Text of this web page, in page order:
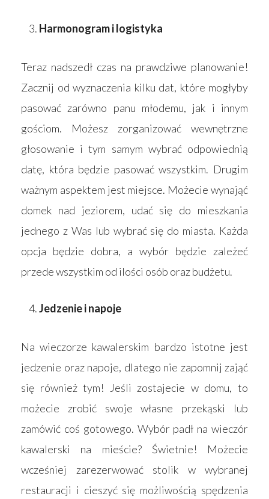
Harmonogram i logistyka
Teraz nadszedł czas na prawdziwe planowanie!
Zacznij od wyznaczenia kilku dat, które mogłyby
pasować zarówno panu młodemu, jak i innym
gościom. Możesz zorganizować wewnętrzne
głosowanie i tym samym wybrać odpowiednią
datę, która będzie pasować wszystkim. Drugim
ważnym aspektem jest miejsce. Możecie wynająć
domek nad jeziorem, udać się do mieszkania
jednego z Was lub wybrać się do miasta. Każda
opcja będzie dobra, a wybór będzie zależeć
przede wszystkim od ilości osób oraz budżetu.
Jedzenie i napoje
Na wieczorze kawalerskim bardzo istotne jest
jedzenie oraz napoje, dlatego nie zapomnij zająć
się również tym! Jeśli zostajecie w domu, to
możecie zrobić swoje własne przekąski lub
zamówić coś gotowego. Wybór padł na wieczór
kawalerski na mieście? Świetnie! Możecie
wcześniej zarezerwować stolik w wybranej
restauracji i cieszyć się możliwością spędzenia